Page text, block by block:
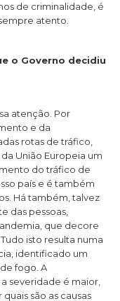
de criminalidade, é
atento.
o Governo decidiu
atenção. Por
e da
rotas de tráfico,
União Europeia um
do tráfico de
país e é também
Há também, talvez
das pessoas,
que decore
isto resulta numa
identificado um
fogo. A
severidade é maior,
são as causas